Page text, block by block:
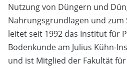
Nutzung von Düngern und
Nahrungsgrundlagen und zum
leitet seit 1992 das Institut für
Bodenkunde am Julius Kühn-
und ist Mitglied der Fakultät